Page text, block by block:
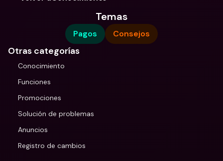
Temas
Pagos Consejos
Otras categorías
Conocimiento
Funciones
Promociones
Solución de problemas
Anuncios
Registro de cambios